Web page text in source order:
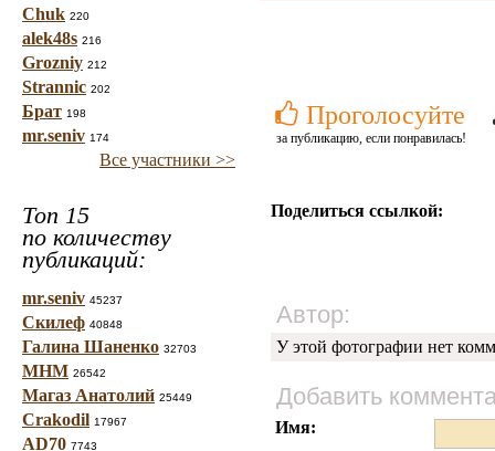
Chuk 220
alek48s 216
Grozniy 212
Strannic 202
Брат 198
mr.seniv 174
Все участники >>
Топ 15
по количеству
публикаций:
mr.seniv 45237
Скилеф 40848
Галина Шаненко 32703
МНМ 26542
Магаз Анатолий 25449
Crakodil 17967
AD70 7743
Проголосуйте
за публикацию, если понравилась!
Поделиться ссылкой:
Автор:
У этой фотографии нет
Добавить
Имя: